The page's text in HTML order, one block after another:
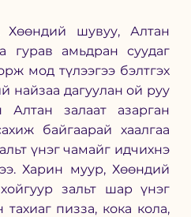
шувуу, Алтан
гурав амьдран суудаг
мод түлээгээ бэлтгэх
найзаа дагуулан ой руу
залаат азарган
байгаарай хаалгаа
үнэг чамайг идчихнэ
Харин муур, Хөөндий
зальт шар үнэг
тахиаг пизза, кока кола,